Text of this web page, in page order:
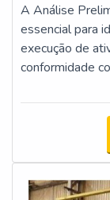
A Análise
essencial para identificar e
execução de
conformidade com a NR12. Esse processo permite
para proteger